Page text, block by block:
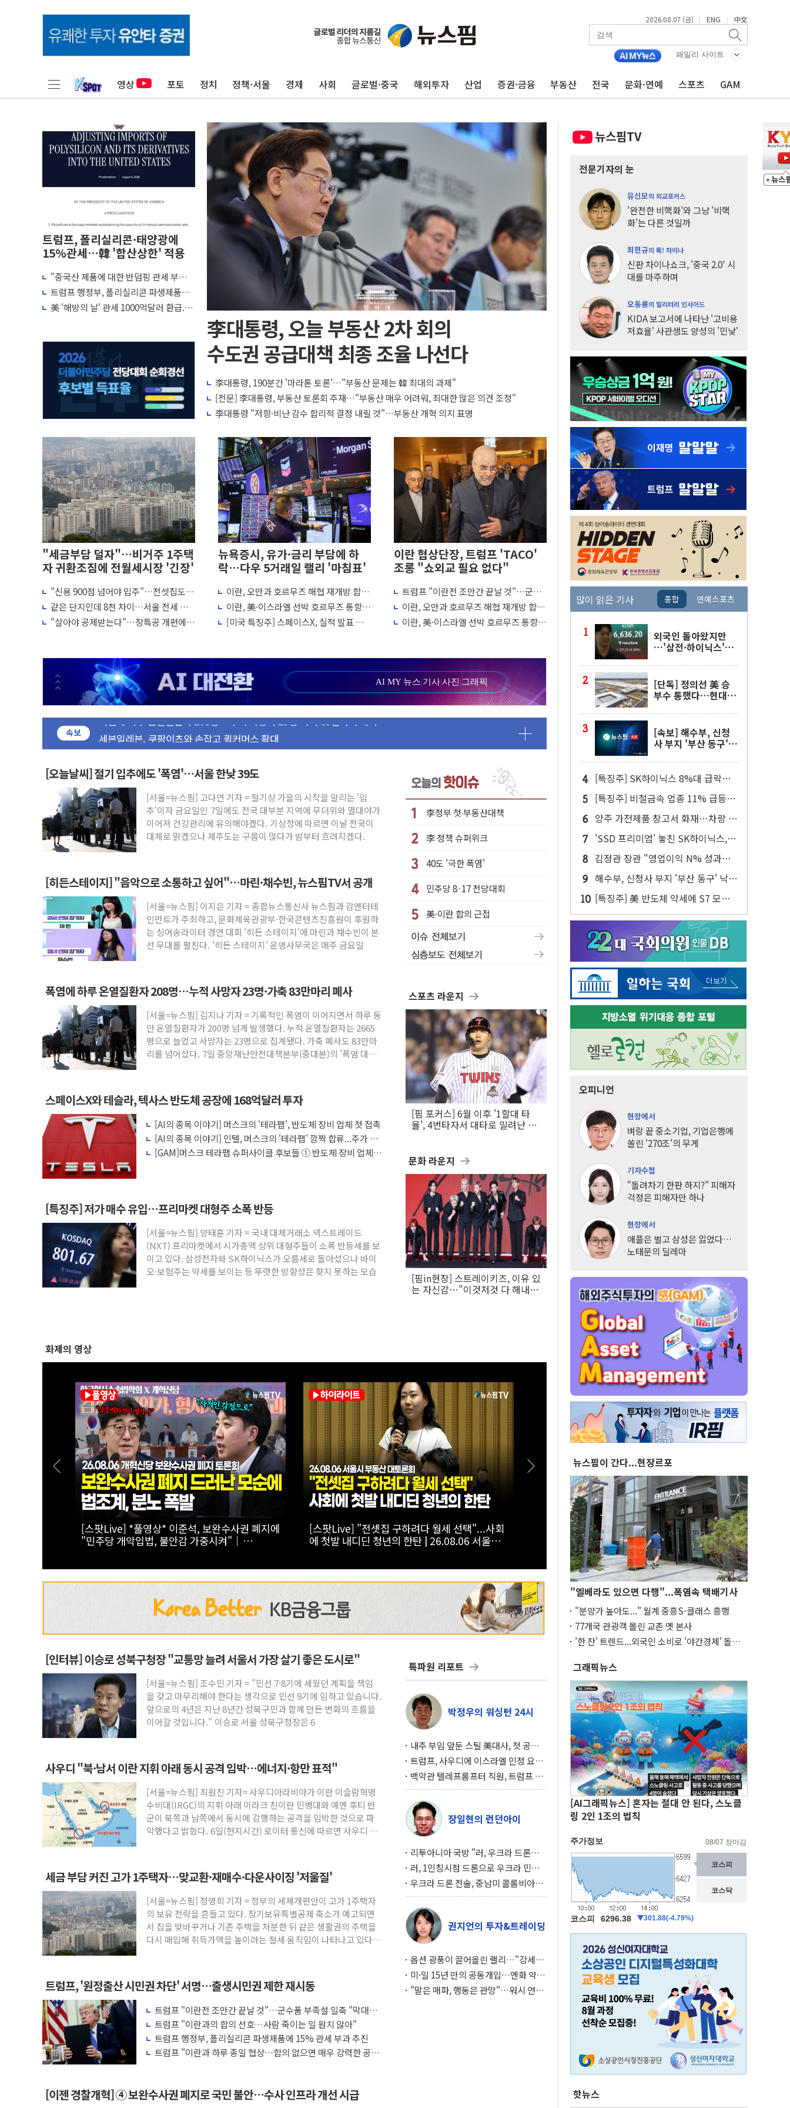
2026.08.07 (금) | ENG | 中文
패밀리 사이트
영상 포토 정치 정책·서울 경제 사회 글로벌·중국 해외투자 산업 증권·금융 부동산 전국 문화·연예 스포츠 GAM
트럼프, 폴리실리콘·태양광에
15%관세…韓 '합산상한' 적용
"중국산 제품에 대한 반덤핑 관세 부과
지연, '자립 인도'에 걸림돌"
트럼프 행정부, 폴리실리콘 파생제품에
15% 관세 부과 추진
美 '해방의 날' 관세 1000억달러 환급...
李대통령, 오늘 부동산 2차 회의
수도권 공급대책 최종 조율 나선다
李대통령, 190분간 '마라톤 토론'…"부동산 문제는 韓 최대의 과제"
[전문] 李대통령, 부동산 토론회 주재…"부동산 매우 어려워, 최대한 많은 의견 조정"
李대통령 "저항·비난 감수 합리적 결정 내릴 것"…부동산 개혁 의지 표명
"세금부담 덜자"…비거주 1주택
자 귀환조짐에 전월세시장 '긴장'
"신용 900점 넘어야 입주"…전셋집도
세입자 스펙 경쟁
같은 단지인데 8천 차이…서울 전세 신
규계약 부담 커져
"살아야 공제받는다"…장특공 개편에
뉴욕증시, 유가·금리 부담에 하
락…다우 5거래일 랠리 '마침표'
이란, 오만과 호르무즈 해협 재개방 합의
막바지.."美와 직접 협상 없어"
이란, 美·이스라엘 선박 호르무즈 통항
제한 추진…美 "통행 막을 권한 없어"
[미국 특징주] 스페이스X, 실적 발표 후
이란 협상단장, 트럼프 'TACO'
조롱 "쇼외교 필요 없다"
트럼프 "이란전 조만간 끝날 것"…군수
품 부족설 일축 "막대한 무기 보유"
이란, 오만과 호르무즈 해협 재개방 합의
막바지.."美와 직접 협상 없어"
이란, 美·이스라엘 선박 호르무즈 통항
AI MY 뉴스|기사|사진 |그래픽
속보
새온, '자율주행자동차 AI 미션 챌린지' 성료
오에스피, '세계 고양이의 날' 맞아 네이버와 대규모 프로모션
사우디 "북·남서 이란 지휘 아래 동시 공격 임박…에너지·항만 표적"
에이치시티 "에이치엔에이치바이오, 휴믹 흡수합병 완료"
에스트래픽, LS 일렉트릭 철도신호 사업 인수 계약
폭염에 하루 온열질환자 208명…누적 사망자 23명·가축 83만마리 폐사
세븐일레븐, 쿠팡이츠와 손잡고 퀵커머스 확대
[특징주] 저가 매수 유입…프리마켓 대형주 소폭 반등
이란 협상단장, 트럼프 'TACO' 조롱 "쇼외교...더 이상 필요 없다"
오뚜기, '2026 오뚜기몰 대잔치' …경품·할인 혜택 풍성
네이버, AI 투자로 숨 고르기…매출 16% 늘고 영업이익은 제자리
카카오스타일 지그재그, '직잭뷰티 페스타'…최대 91% 할인
풀무원푸드앤컬처, 인천공항서 '팔도음식대전'
애경산업, 서울시 취약계층 위해 53억원 상당 통큰 기부
중기부, 떡국·떡볶이떡 제조업 '생계형 적합업종' 재지정...5년 더 보호
[브라질증시] 금리 인하에도 추가 완화 불확실성에 1.2% 하락 마감
[뉴스핌 이 시각 PICK] 李, 오늘 부동산 2차 회의 外
카드사 고객 유입 창구 된 '트래블카드'…휴가철 넘어 장기 고객 묶는다
제나벨, 배우 공승연 브랜드 모델 발탁… 부산 광안서 약국 팝업스토어 운영
[오늘날씨] 절기 입추에도 '폭염'…서울 한낮 39도
[서울=뉴스핌] 고다연 기자 = 절기상 가을의 시작을 알리는 '입
추'이자 금요일인 7일에도 전국 대부분 지역에 무더위와 열대야가
이어져 건강관리에 유의해야겠다. 기상청에 따르면 이날 전국이
대체로 맑겠으나 제주도는 구름이 많다가 밤부터 흐려지겠다.
[히든스테이지] "음악으로 소통하고 싶어"…마린·채수빈, 뉴스핌TV서 공개
[서울=뉴스핌] 이지은 기자 = 종합뉴스통신사 뉴스핌과 감엔터테
인먼트가 주최하고, 문화체육관광부·한국콘텐츠진흥원이 후원하
는 싱어송라이터 경연 대회 '히든 스테이지'에 마린과 채수빈이 본
선 무대를 펼친다. '히든 스테이지' 운영사무국은 매주 금요일
폭염에 하루 온열질환자 208명…누적 사망자 23명·가축 83만마리 폐사
[서울=뉴스핌] 김지나 기자 = 기록적인 폭염이 이어지면서 하루 동
안 온열질환자가 200명 넘게 발생했다. 누적 온열질환자는 2665
명으로 늘었고 사망자는 23명으로 집계됐다. 가축 폐사도 83만마
리를 넘어섰다. 7일 중앙재난안전대책본부(중대본)의 '폭염 대처
스페이스X와 테슬라, 텍사스 반도체 공장에 168억달러 투자
[AI의 종목 이야기] 머스크의 '테라팹', 반도체 장비 업체 첫 접촉
[AI의 종목 이야기] 인텔, 머스크의 '테라팹' 깜짝 합류...주가 급
등
[GAM]머스크 테라팹 슈퍼사이클 후보들 ① 반도체 장비 업체들
[특징주] 저가 매수 유입…프리마켓 대형주 소폭 반등
[서울=뉴스핌] 양태훈 기자 = 국내 대체거래소 넥스트레이드
(NXT) 프리마켓에서 시가총액 상위 대형주들이 소폭 반등세를 보
이고 있다. 삼성전자와 SK하이닉스가 오름세로 돌아섰으나 바이
오·보험주는 약세를 보이는 등 뚜렷한 방향성은 찾지 못하는 모습
李정부 첫 부동산대책
李 정책 슈퍼위크
40도 '극한 폭염'
민주당 8·17 전당대회
美·이란 합의 근접
스포츠 라운지
[핌 포커스] 6월 이후 '1할대 타
율', 4번타자서 대타로 밀려난 LG
문화 라운지
[핌in현장] 스트레이키즈, 이유 있
는 자신감…"이것저것 다 해내는
화제의 영상
[실전! 해외주식] 퀄리스 52주 신고가, 어닝서프
라이즈에 월가 환호
[스팟Live] 더불어민주당 원내대책회의 생중계
｜26.08.07
[스팟Live] "결혼을 하니까 월세가 올라"...68만
유튜버가 오세훈에게 꺼낸 얘기는? | 26.08.06
서울시 부동산 대토론회
[인터뷰] 이승로 성북구청장 "교통망 늘려 서울서 가장 살기 좋은 도시로"
[서울=뉴스핌] 조수민 기자 = "민선 7·8기에 세웠던 계획을 책임
을 갖고 마무리해야 한다는 생각으로 민선 9기에 임하고 있습니다.
앞으로의 4년은 지난 8년간 성북구민과 함께 만든 변화의 흐름을
이어갈 것입니다." 이승로 서울 성북구청장은 6
사우디 "북·남서 이란 지휘 아래 동시 공격 임박…에너지·항만 표적"
[서울=뉴스핌] 최원진 기자= 사우디아라비아가 이란 이슬람혁명
수비대(IRGC)의 지휘 아래 이라크 친이란 민병대와 예멘 후티 반
군이 북쪽과 남쪽에서 동시에 감행하는 공격을 임박한 것으로 파
악했다고 밝혔다. 6일(현지시간) 로이터 통신에 따르면 사우디 고
세금 부담 커진 고가 1주택자…맞교환·재매수·다운사이징 '저울질'
[서울=뉴스핌] 정영희 기자 = 정부의 세제개편안이 고가 1주택자
의 보유 전략을 흔들고 있다. 장기보유특별공제 축소가 예고되면
서 집을 맞바꾸거나 기존 주택을 처분한 뒤 같은 생활권의 주택을
다시 매입해 취득가액을 높이려는 절세 움직임이 나타나고 있다.
트럼프, '원정출산 시민권 차단' 서명…출생시민권 제한 재시동
트럼프 "이란전 조만간 끝날 것"…군수품 부족설 일축 "막대한
무기 보유"
트럼프 "이란과의 합의 선호…사람 죽이는 일 원치 않아"
트럼프 행정부, 폴리실리콘 파생제품에 15% 관세 부과 추진
트럼프 "이란과 하루 종일 협상…합의 없으면 매우 강력한 공
[이젠 경찰개혁] ④ 보완수사권 폐지로 국민 불안…수사 인프라 개선 시급
특파원 리포트
박정우의 워싱턴 24시
내주 부임 앞둔 스틸 美대사, 첫 공개
행사서 "한미동맹 강화 최우선 과제"
트럼프, 사우디에 이스라엘 인정 요
구…원자력 협정 서명 하루 만에 좌초
위기
백악관 텔레프롬프터 직원, 트럼프 연
설 미리 보고 베팅 시장서 10만달러 챙
겨
장일현의 런던아이
리투아니아 국방 "러, 우크라 드론으
로 나토 회원국 공격 검토… 거짓 깃발
작전"
러, 1인칭시점 드론으로 우크라 민간
인 '사파리' 공격… 시민들 공포감 극
대화 전략
우크라 드론 전술, 중남미 콜롬비아에
새 안보 위기… 반군·마약카르텔이 습
득해 전투 활용
권지언의 투자&트레이딩
옵션 광풍이 끌어올린 랠리…"강세장
이면에 과열 경고등"
미·일 15년 만의 공동개입…엔화 약세
와의 싸움은 끝나지 않았다
"말은 매파, 행동은 관망"…워시 연준,
뉴스핌TV
전문기자의 눈
유신모의 외교포커스
'완전한 비핵화'와 그냥 '비핵
화'는 다른 것일까
최헌규의 톡! 차이나
신판 차이나쇼크, '중국 2.0' 시
대를 마주하며
오동룡의 밀리터리 인사이드
KIDA 보고서에 나타난 '고비용
저효율' 사관생도 양성의 '민낯'
많이 읽은 기사 종합 연예스포츠
외국인 돌아왔지만
…'삼전·하이닉스'는
[단독] 정의선 美 승
부수 통했다…현대차
동
[속보] 해수부, 신청
사 부지 '부산 동구'
[특징주] SK하이닉스 8%대 급락…
주주환원·솔리다임 이슈 부각
[특징주] 비철금속 업종 11% 급등…
구리 가격 상승 전망 부각
양주 가전제품 창고서 화재…차량 3
대·건물 1동 전소
'SSD 프리미엄' 놓친 SK하이닉스,
솔리다임 띄운다
김정관 장관 "영업이익 N% 성과급
반대…상법·자본시장법 개정 논의"
해수부, 신청사 부지 '부산 동구' 낙
점…북항 1단계 재개발 부지에 짓는
다
[특징주] 美 반도체 약세에 S7 모두
'파란불'
오피니언
현장에서
벼랑 끝 중소기업, 기업은행에
쏠린 '270조'의 무게
기자수첩
"돌려차기 한판 하지?" 피해자
걱정은 피해자만 하나
현장에서
애플은 벌고 삼성은 잃었다…
노태문의 딜레마
뉴스핌이 간다...현장르포
"엘베라도 있으면 다행"...폭염속 택배기사
"분양가 높아도..." 월계 중흥S-클래스 흥행
77개국 관광객 몰린 교촌 옛 본사
'한 잔' 트렌드...외국인 소비로 '야간경제' 돌파
그래픽뉴스
[AI그래픽뉴스] 혼자는 절대 안 된다, 스노클
링 2인 1조의 법칙
핫뉴스